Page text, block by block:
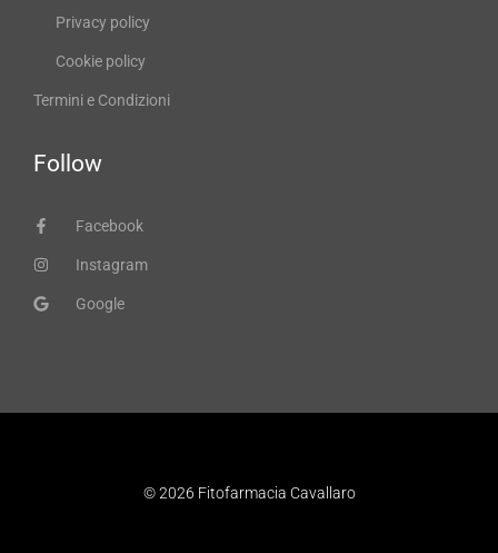
Privacy policy
Cookie policy
Termini e Condizioni
Follow
Facebook
Instagram
Google
© 2026 Fitofarmacia Cavallaro